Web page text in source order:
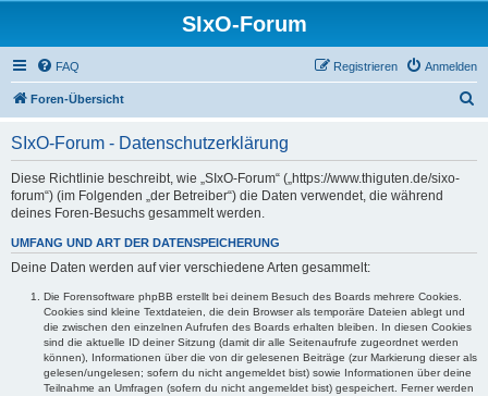
SIxO-Forum
FAQ Anmelden
Registrieren
Foren-Übersicht
SIxO-Forum - Datenschutzerklärung
Diese Richtlinie beschreibt, wie „SIxO-Forum“ („https://www.thiguten.de/sixo-
forum“) (im Folgenden „der Betreiber“) die Daten verwendet, die während
deines Foren-Besuchs gesammelt werden.
UMFANG UND ART DER DATENSPEICHERUNG
Deine Daten werden auf vier verschiedene Arten gesammelt:
Die Forensoftware phpBB erstellt bei deinem Besuch des Boards mehrere Cookies.
Cookies sind kleine Textdateien, die dein Browser als temporäre Dateien ablegt und
die zwischen den einzelnen Aufrufen des Boards erhalten bleiben. In diesen Cookies
sind die aktuelle ID deiner Sitzung (damit dir alle Seitenaufrufe zugeordnet werden
können), Informationen über die von dir gelesenen Beiträge (zur Markierung dieser als
gelesen/ungelesen; sofern du nicht angemeldet bist) sowie Informationen über deine
Teilnahme an Umfragen (sofern du nicht angemeldet bist) gespeichert. Ferner werden